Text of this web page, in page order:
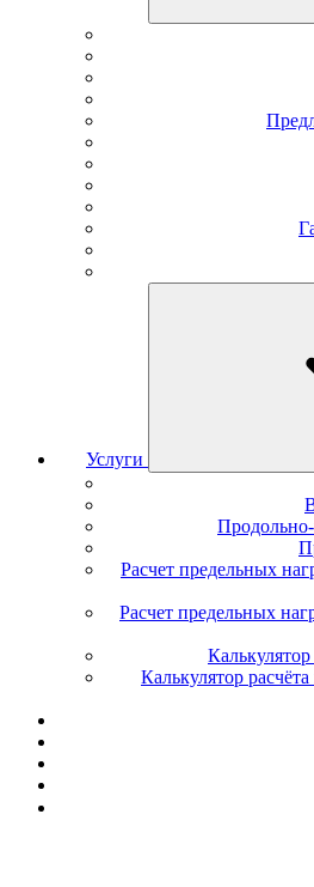
Услуги
Продольно-
Расчет предельных
Расчет предельных
Калькулятор